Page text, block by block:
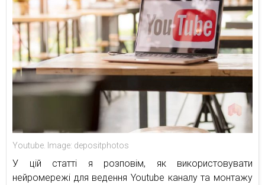
Youtube. Image: depositphotos
У цій статті я розповім, як використовувати
нейромережі для ведення Youtube каналу та монтажу